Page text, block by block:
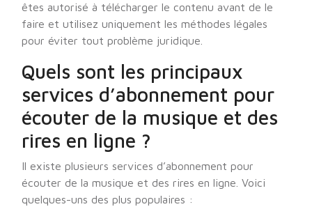
êtes autorisé à télécharger le contenu avant de le
faire et utilisez uniquement les méthodes légales
pour éviter tout problème juridique.
Quels sont les principaux
services d’abonnement pour
écouter de la musique et des
rires en ligne ?
Il existe plusieurs services d’abonnement pour
écouter de la musique et des rires en ligne. Voici
quelques-uns des plus populaires :